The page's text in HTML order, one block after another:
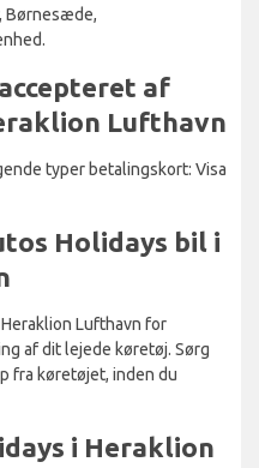
Børnesæde,
af
Lufthavn
typer betalingskort: Visa
Holidays bil i
Lufthavn for
af dit lejede køretøj. Sørg
fra køretøjet, inden du
i Heraklion